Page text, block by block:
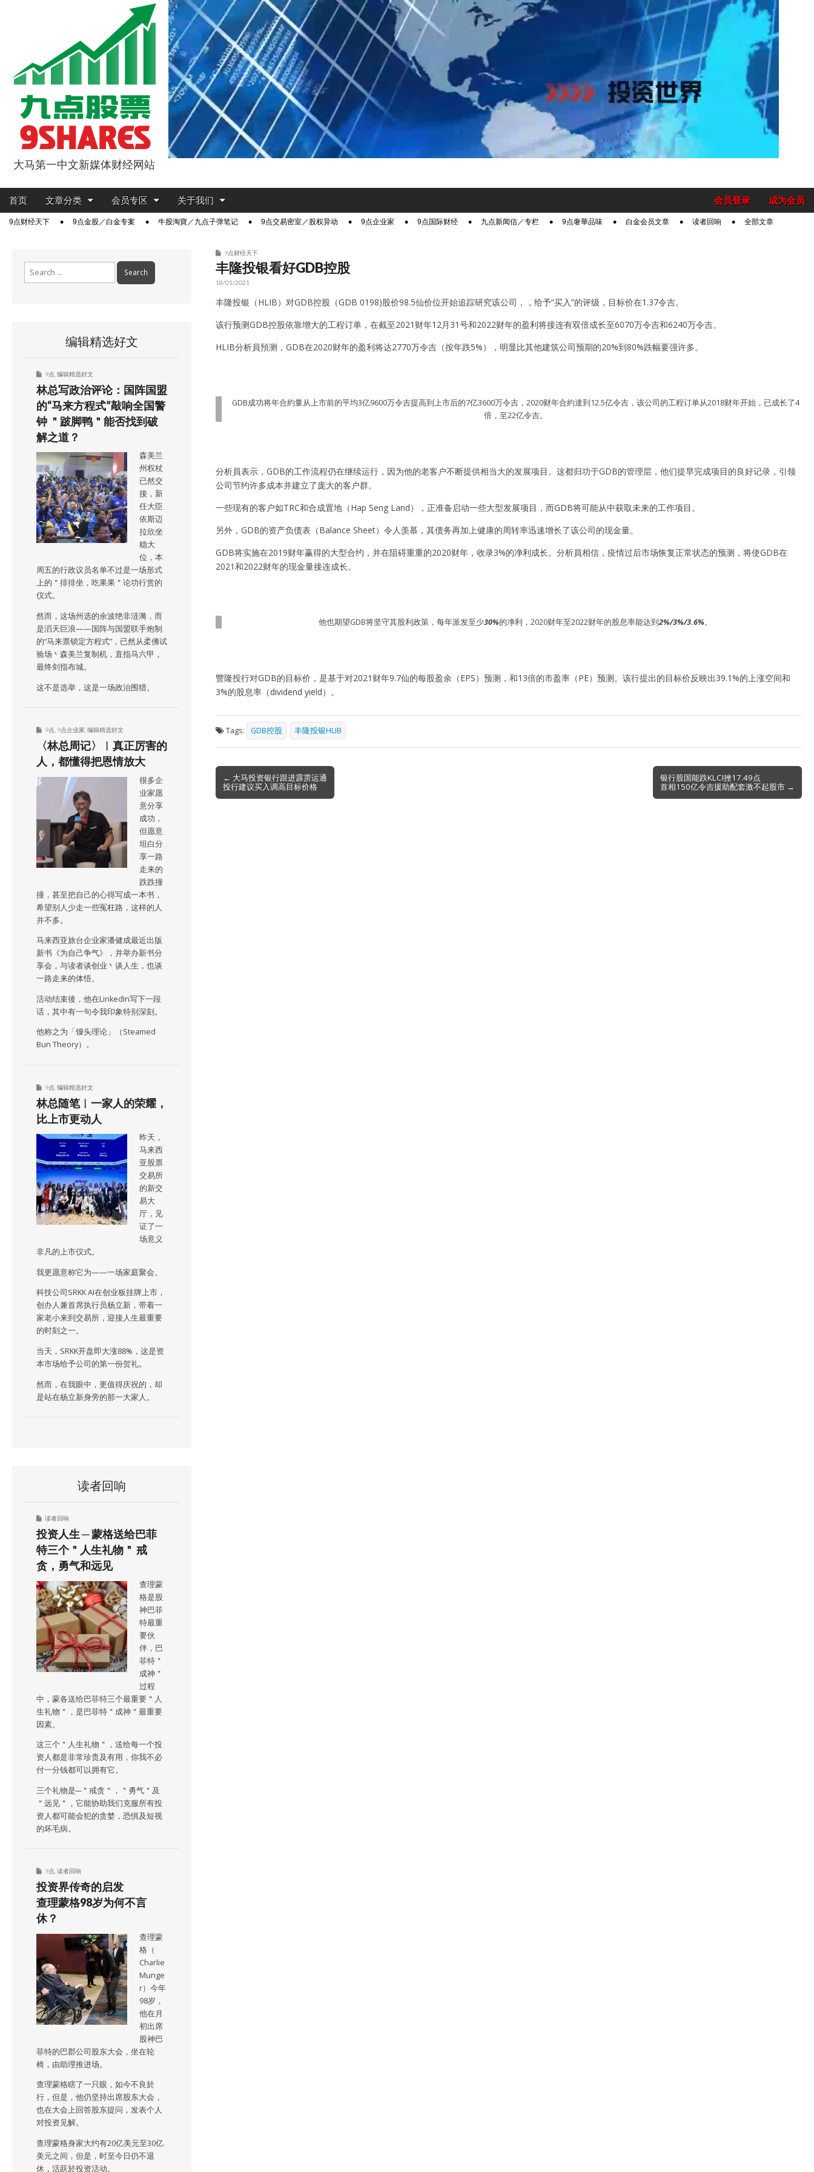
9点股票
大马第一中文新媒体财经网站
Main
Skip
content
首页 文章分类 会员专区 关于我们 成为会员
会员登录
Sub9点财经天下 9点金股／白金专案 牛股淘寶／九点子弹笔记 9点交易密室／股权异动 9点企业家 9点国际财经 九点新闻信／专栏 9点奢華品味 白金会员文章 读者回响 全部文章
9点财经天下
丰隆投银看好GDB控股
18/01/2021
丰隆投银（HLIB）对GDB控股（GDB 0198)股价98.5仙价位开始追踪研究该公司，，给予“买入”的评级，目标价在1.37令吉。
该行预测GDB控股依靠增大的工程订单，在截至2021财年12月31号和2022财年的盈利将接连有双倍成长至6070万令吉和6240万令吉。
HLIB分析員預测，GDB在2020财年的盈利将达2770万令吉（按年跌5%），明显比其他建筑公司预期的20%到80%跌幅要强许多。
GDB成功将年合約量从上市前的平均3亿9600万令吉提高到上市后的7亿3600万令吉，2020财年合約達到12.5亿令吉，该公司的工程订单从2018财年开始，已成长了4
倍，至22亿令吉。
分析員表示，GDB的工作流程仍在继续运行，因为他的老客户不断提供相当大的发展项目。这都归功于GDB的管理层，他们提早完成项目的良好记录，引领
公司节约许多成本并建立了庞大的客户群。
一些现有的客户如TRC和合成置地（Hap Seng Land），正准备启动一些大型发展项目，而GDB将可能从中获取未来的工作项目。
另外，GDB的资产负债表（Balance Sheet）令人羡慕，其债务再加上健康的周转率迅速增长了该公司的现金量。
GDB将实施在2019财年赢得的大型合约，并在阻碍重重的2020财年，收录3%的净利成长。分析員相信，疫情过后市场恢复正常状态的预测，将使GDB在
2021和2022财年的现金量接连成长。
他也期望GDB将坚守其股利政策，每年派发至少30%的净利，2020财年至2022财年的股息率能达到2%/3%/3.6%。
豐隆投行对GDB的目标价，是基于对2021财年9.7仙的每股盈余（EPS）预测，和13倍的市盈率（PE）预测。该行提出的目标价反映出39.1%的上涨空间和
3%的股息率（dividend yield）。
Tags: GDB控股 丰隆投银HLIB
navigation
← 大马投资银行跟进霹雳运通
投行建议买入调高目标价格
银行股国能跌KLCI挫17.49点
首相150亿令吉援助配套激不起股市 →
编辑精选好文
9点 编辑精选好文
林总写政治评论：国阵国盟
的“马来方程式”敲响全国警
钟 ＂跛脚鸭＂能否找到破
解之道？
森美兰
州权杖
已然交
接，新
任大臣
依斯迈
拉欣坐
稳大
位，本
周五的行政议员名单不过是一场形式
上的＂排排坐，吃果果＂论功行赏的
仪式。
然而，这场州选的余波绝非涟漪，而
是滔天巨浪——国阵与国盟联手炮制
的“马来票锁定方程式”，已然从柔佛试
验场丶森美兰复制机，直指马六甲，
最终剑指布城。
这不是选举，这是一场政治围猎。
9点 9点企业家 编辑精选好文
〈林总周记〉︱真正厉害的
人，都懂得把恩情放大
很多企
业家愿
意分享
成功，
但愿意
坦白分
享一路
走来的
跌跌撞
撞，甚至把自己的心得写成一本书，
希望别人少走一些冤枉路，这样的人
并不多。
马来西亚旅台企业家潘健成最近出版
新书《为自己争气》，并举办新书分
享会，与读者谈创业丶谈人生，也谈
一路走来的体悟。
活动结束後，他在LinkedIn写下一段
话，其中有一句令我印象特别深刻。
他称之为「馒头理论」（Steamed
Bun Theory）。
9点 编辑精选好文
林总随笔︱一家人的荣耀，
比上市更动人
昨天，
马来西
亚股票
交易所
的新交
易大
厅，见
证了一
场意义
非凡的上市仪式。
我更愿意称它为——一场家庭聚会。
科技公司SRKK AI在创业板挂牌上市，
创办人兼首席执行员杨立新，带着一
家老小来到交易所，迎接人生最重要
的时刻之一。
当天，SRKK开盘即大涨88%，这是资
本市场给予公司的第一份贺礼。
然而，在我眼中，更值得庆祝的，却
是站在杨立新身旁的那一大家人。
读者回响
读者回响
投资人生 ─ 蒙格送给巴菲
特三个＂人生礼物＂ 戒
贪，勇气和远见
查理蒙
格是股
神巴菲
特最重
要伙
伴，巴
菲特＂
成神＂
过程
中，蒙各送给巴菲特三个最重要＂人
生礼物＂，是巴菲特＂成神＂最重要
因素。
这三个＂人生礼物＂，送给每一个投
资人都是非常珍贵及有用，你我不必
付一分钱都可以拥有它。
三个礼物是─＂戒贪＂，＂勇气＂及
＂远见＂，它能协助我们克服所有投
资人都可能会犯的贪婪，恐惧及短视
的坏毛病。
9点 读者回响
投资界传奇的启发
查理蒙格98岁为何不言
休？
查理蒙
格（
Charlie
Munge
r）今年
98岁，
他在月
初出席
股神巴
菲特的巴郡公司股东大会，坐在轮
椅，由助理推进场。
查理蒙格瞎了一只眼，如今不良於
行，但是，他仍坚持出席股东大会，
也在大会上回答股东提问，发表个人
对投资见解。
查理蒙格身家大约有20亿美元至30亿
美元之间，但是，时至今日仍不退
休，活跃於投资活动。